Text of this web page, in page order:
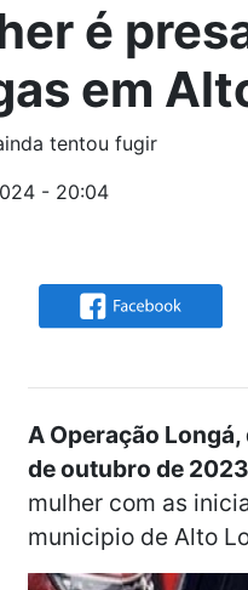
é
em
tentou fugir
- 20:04
A Operação
de outubro de 2023
mulher com as
municipio de Alto